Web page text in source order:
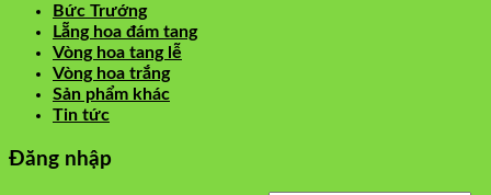
Bức Trướng
Lẵng hoa đám tang
Vòng hoa tang lễ
Vòng hoa trắng
Sản phẩm khác
Tin tức
Đăng nhập